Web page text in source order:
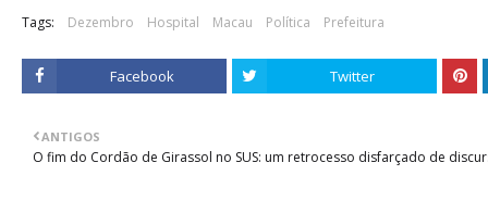
Tags: Dezembro Hospital Macau Política Prefeitura
Facebook Twitter
ANTIGOS
O fim do Cordão de Girassol no SUS: um retrocesso disfarçado de